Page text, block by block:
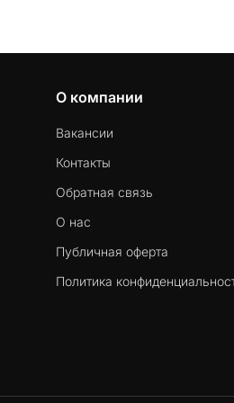
О компании
Вакансии
Контакты
Обратная связь
О нас
Публичная оферта
Политика